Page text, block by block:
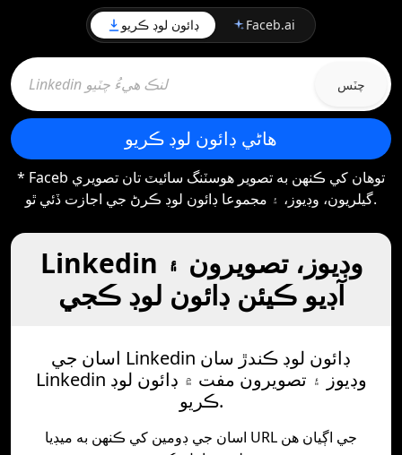
ڊائون لوڊ ڪريو Faceb.ai
چٽس
هاڻي ڊائون لوڊ ڪريو
* Faceb توهان کي ڪنهن به تصوير هوسٽنگ سائيٽ تان تصويري
گيلريون، وڊيوز، ۽ مجموعا ڊائون لوڊ ڪرڻ جي اجازت ڏئي ٿو.
Linkedin وڊيوز، تصويرون ۽
آڊيو ڪيئن ڊائون لوڊ ڪجي
اسان جي Linkedin ڊائون لوڊ ڪندڙ سان
Linkedin وڊيوز ۽ تصويرون مفت ۾ ڊائون لوڊ
ڪريو.
اسان جي ڊومين کي ڪنهن به ميڊيا URL جي اڳيان هن